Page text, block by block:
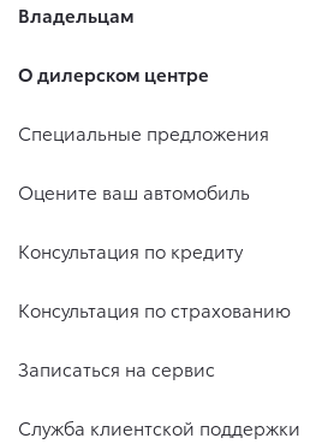
Владельцам
О дилерском центре
Специальные предложения
Оцените ваш автомобиль
Консультация по кредиту
Консультация по страхованию
Записаться на сервис
Служба клиентской поддержки